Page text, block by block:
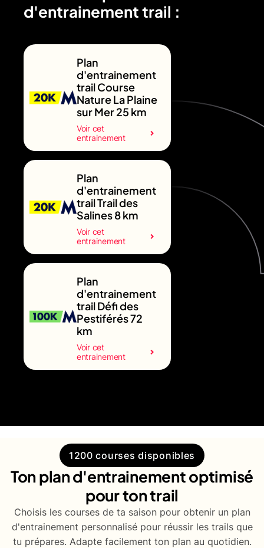
d'entrainement trail :
Plan
d'entrainement
trail Course
Nature La Plaine
sur Mer 25 km
Voir cet
entrainement
Plan
d'entrainement
trail Trail des
Salines 8 km
Voir cet
entrainement
Plan
d'entrainement
trail Défi des
Pestiférés 72
km
Voir cet
entrainement
1200 courses disponibles
Ton plan d'entrainement optimisé
pour ton trail
Choisis les courses de ta saison pour obtenir un plan
d'entrainement personnalisé pour réussir les trails que
tu prépares. Adapte facilement ton plan au quotidien.